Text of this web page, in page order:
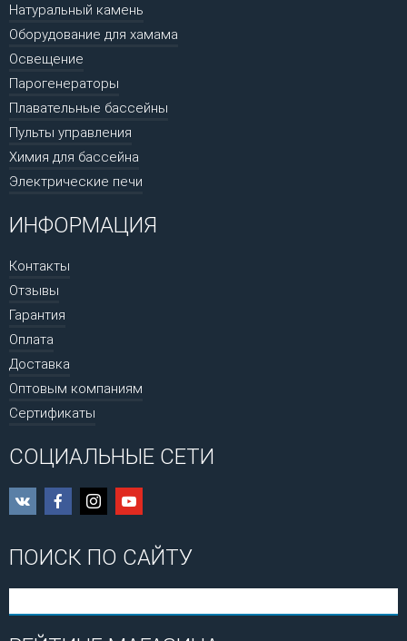
Натуральный камень
Оборудование для хамама
Освещение
Парогенераторы
Плавательные бассейны
Пульты управления
Химия для бассейна
Электрические печи
ИНФОРМАЦИЯ
Контакты
Отзывы
Гарантия
Оплата
Доставка
Оптовым компаниям
Сертификаты
СОЦИАЛЬНЫЕ СЕТИ
ПОИСК ПО САЙТУ